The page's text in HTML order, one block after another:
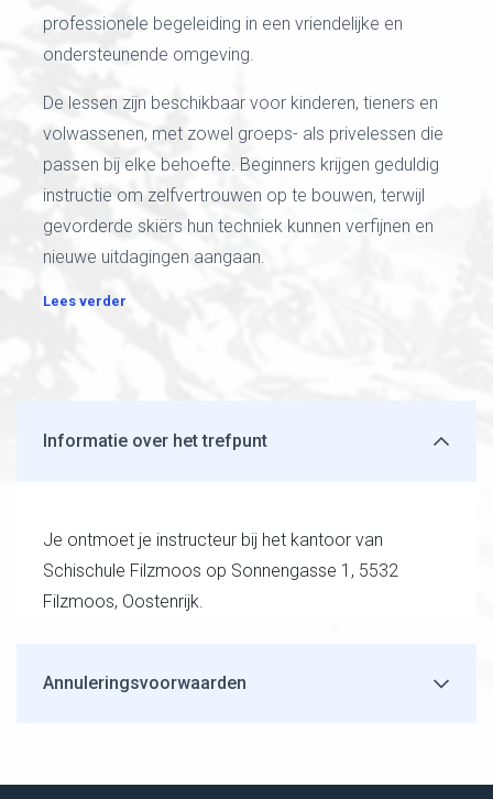
professionele begeleiding in een vriendelijke en
ondersteunende omgeving.
De lessen zijn beschikbaar voor kinderen, tieners en
volwassenen, met zowel groeps- als privelessen die
passen bij elke behoefte. Beginners krijgen geduldig
instructie om zelfvertrouwen op te bouwen, terwijl
gevorderde skiërs hun techniek kunnen verfijnen en
nieuwe uitdagingen aangaan.
Lees verder
Informatie over het trefpunt
Je ontmoet je instructeur bij het kantoor van
Schischule Filzmoos op Sonnengasse 1, 5532
Filzmoos, Oostenrijk.
Annuleringsvoorwaarden